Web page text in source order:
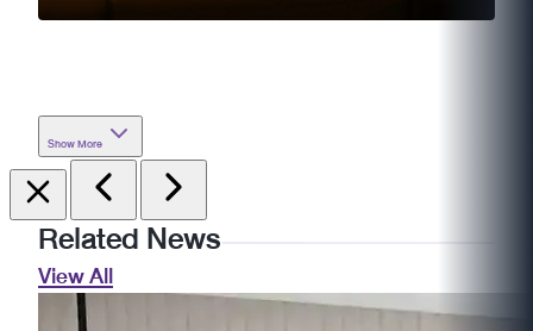
Show More
Related News
View All